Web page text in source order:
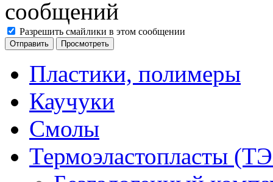
Разрешить смайлики в этом сообщении
Пластики, полимеры
Каучуки
Смолы
Термоэластопласты